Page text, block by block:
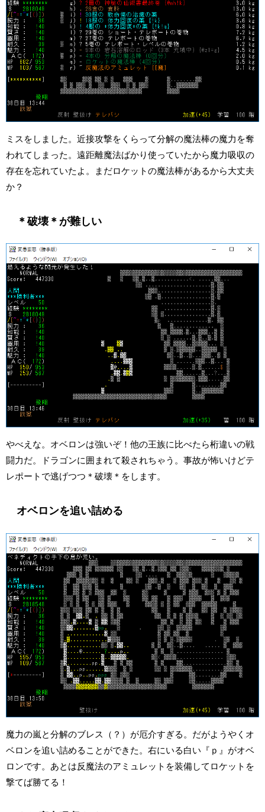
ミスをしました。近接攻撃をくらって分解の魔法棒の魔力を奪
われてしまった。遠距離魔法ばかり使っていたから魔力吸収の
存在を忘れていたよ。まだロケットの魔法棒があるから大丈夫
か？
＊破壊＊が難しい
やべえな。オベロンは強いぞ！他の王族に比べたら桁違いの戦
闘力だ。ドラゴンに囲まれて殺されちゃう。事故が怖いけどテ
レポートで逃げつつ＊破壊＊をします。
オベロンを追い詰める
魔力の嵐と分解のブレス（？）が厄介すぎる。だがようやくオ
ベロンを追い詰めることができた。右にいる白い『ｐ』がオベ
ロンです。あとは反魔法のアミュレットを装備してロケットを
撃てば勝てる！